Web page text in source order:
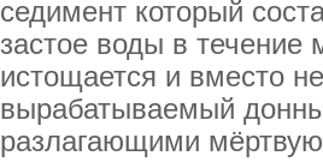
седимент который
застое воды в течение
истощается и вместо
вырабатываемый
разлагающими